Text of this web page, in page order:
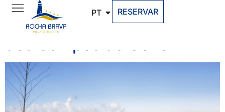
PT RESERVAR
Golfe no Algarve: O Paraíso